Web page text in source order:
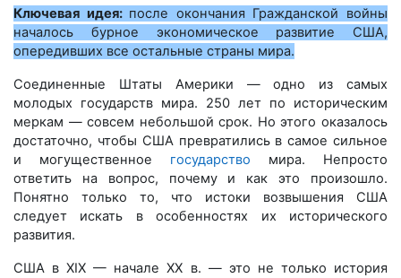
Ключевая идея: после окончания Гражданской войны
началось бурное экономическое развитие США,
опередивших все остальные страны мира.
Соединенные Штаты Америки — одно из самых
молодых государств мира. 250 лет по историческим
меркам — совсем небольшой срок. Но этого оказалось
достаточно, чтобы США превратились в самое сильное
и могущественное государство мира. Непросто
ответить на вопрос, почему и как это произошло.
Понятно только то, что истоки возвышения США
следует искать в особенностях их исторического
развития.
США в ХІХ — начале ХХ в. — это не только история